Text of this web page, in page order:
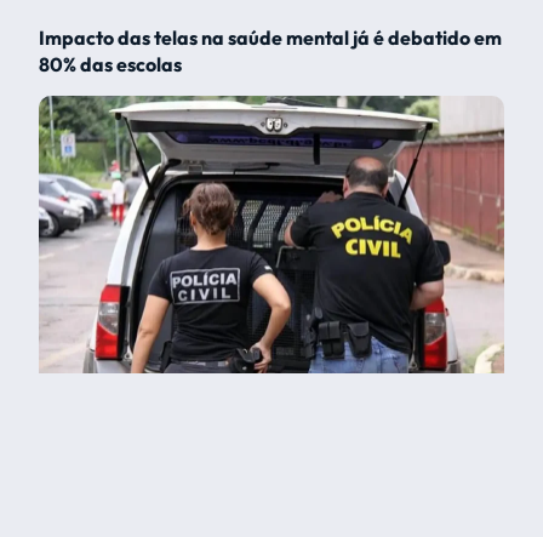
Impacto das telas na saúde mental já é debatido em
80% das escolas